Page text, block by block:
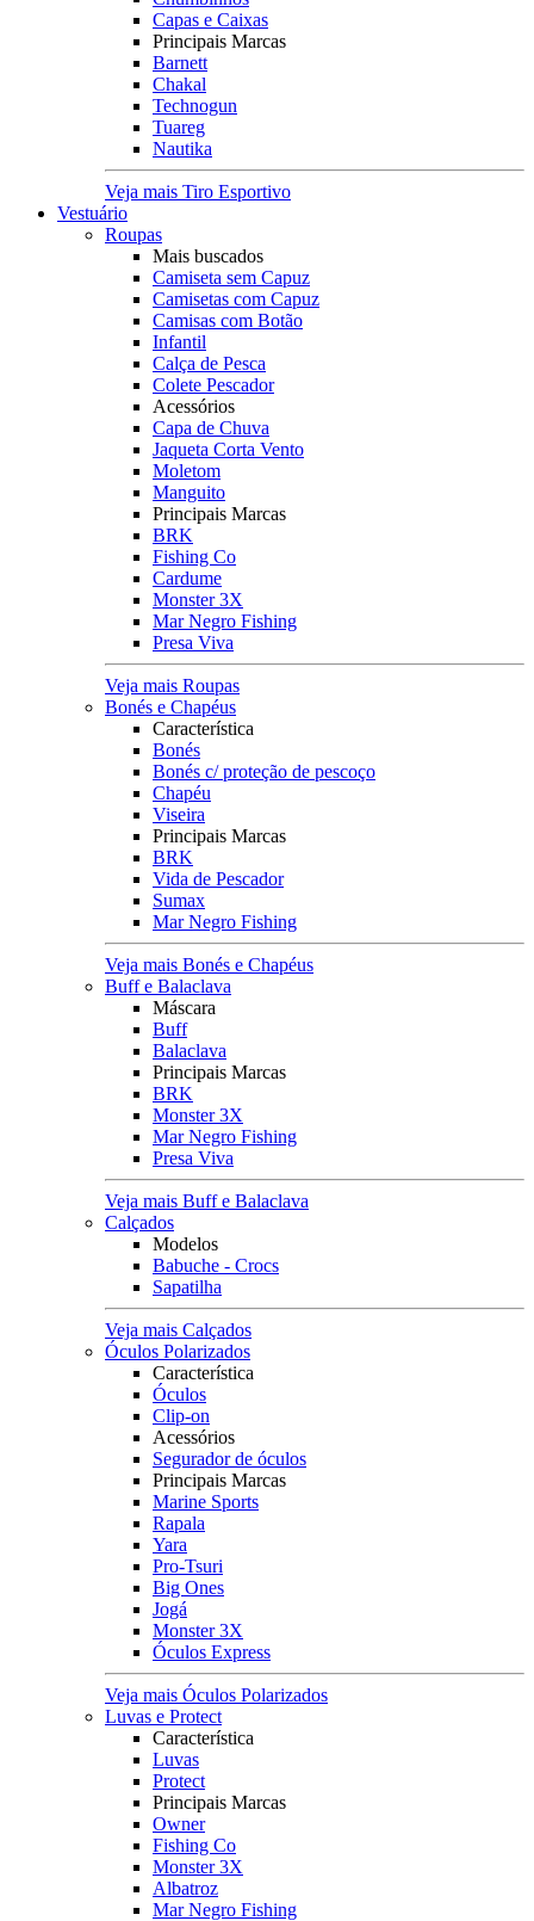
Capas e Caixas
Principais Marcas
Barnett
Chakal
Technogun
Tuareg
Nautika
Veja mais Tiro Esportivo
Vestuário
Roupas
Mais buscados
Camiseta sem Capuz
Camisetas com Capuz
Camisas com Botão
Infantil
Calça de Pesca
Colete Pescador
Acessórios
Capa de Chuva
Jaqueta Corta Vento
Moletom
Manguito
Principais Marcas
BRK
Fishing Co
Cardume
Monster 3X
Mar Negro Fishing
Presa Viva
Veja mais Roupas
Bonés e Chapéus
Característica
Bonés
Bonés c/ proteção de pescoço
Chapéu
Viseira
Principais Marcas
BRK
Vida de Pescador
Sumax
Mar Negro Fishing
Veja mais Bonés e Chapéus
Buff e Balaclava
Máscara
Buff
Balaclava
Principais Marcas
BRK
Monster 3X
Mar Negro Fishing
Presa Viva
Veja mais Buff e Balaclava
Calçados
Modelos
Babuche - Crocs
Sapatilha
Veja mais Calçados
Óculos Polarizados
Característica
Óculos
Clip-on
Acessórios
Segurador de óculos
Principais Marcas
Marine Sports
Rapala
Yara
Pro-Tsuri
Big Ones
Jogá
Monster 3X
Óculos Express
Veja mais Óculos Polarizados
Luvas e Protect
Característica
Luvas
Protect
Principais Marcas
Owner
Fishing Co
Monster 3X
Albatroz
Mar Negro Fishing